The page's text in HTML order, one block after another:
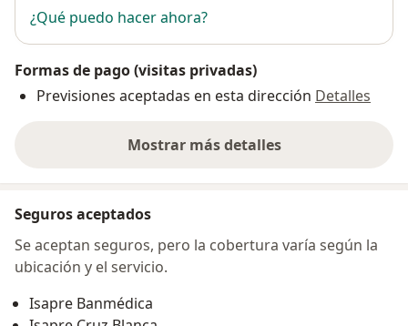
¿Qué puedo hacer ahora?
Formas de pago (visitas privadas)
Previsiones aceptadas en esta dirección Detalles
Mostrar más detalles
sobre la dirección
Seguros aceptados
Se aceptan seguros, pero la cobertura varía según la
ubicación y el servicio.
Isapre Banmédica